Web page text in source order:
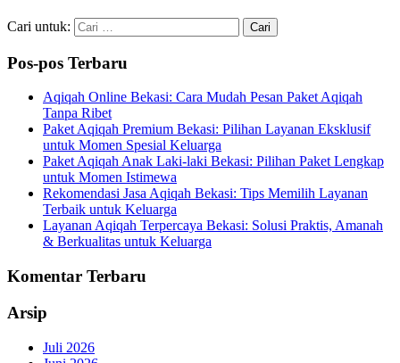
Cari untuk:
Pos-pos Terbaru
Aqiqah Online Bekasi: Cara Mudah Pesan Paket Aqiqah
Tanpa Ribet
Paket Aqiqah Premium Bekasi: Pilihan Layanan Eksklusif
untuk Momen Spesial Keluarga
Paket Aqiqah Anak Laki-laki Bekasi: Pilihan Paket Lengkap
untuk Momen Istimewa
Rekomendasi Jasa Aqiqah Bekasi: Tips Memilih Layanan
Terbaik untuk Keluarga
Layanan Aqiqah Terpercaya Bekasi: Solusi Praktis, Amanah
& Berkualitas untuk Keluarga
Komentar Terbaru
Arsip
Juli 2026